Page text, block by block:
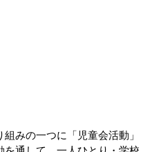
みの一つに「児童会活動」